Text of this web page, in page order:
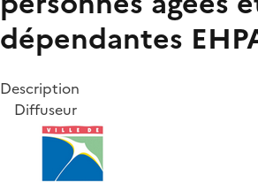
dépendantes
Description
Diffuseur